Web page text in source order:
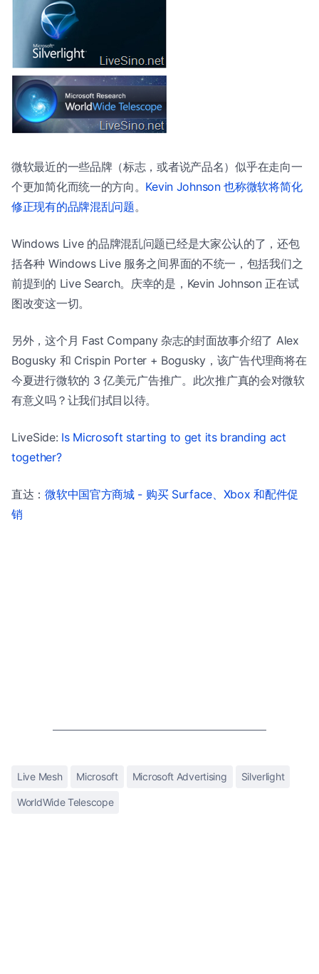
微软最近的一些品牌（标志，或者说产品名）似乎在走向一
个更加简化而统一的方向。 Kevin Johnson 也称微软将简化
修正现有的品牌混乱问题。
Windows Live 的品牌混乱问题已经是大家公认的了，还包
括各种 Windows Live 服务之间界面的不统一，包括我们之
前提到的 Live Search。庆幸的是，Kevin Johnson 正在试
图改变这一切。
另外，这个月 Fast Company 杂志的封面故事介绍了 Alex
Bogusky 和 Crispin Porter + Bogusky，该广告代理商将在
今夏进行微软的 3 亿美元广告推广。此次推广真的会对微软
有意义吗？让我们拭目以待。
LiveSide: Is Microsoft starting to get its branding act
together?
直达：微软中国官方商城 - 购买 Surface、Xbox 和配件促
销
Live Mesh Microsoft Microsoft Advertising Silverlight
WorldWide Telescope